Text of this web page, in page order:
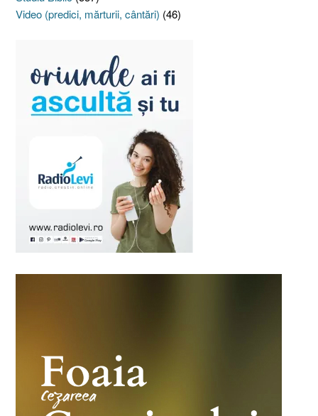
Video (predici, mărturii, cântări) (46)